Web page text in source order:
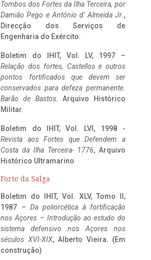
Tombos dos Fortes da Ilha Terceira, por
Damião Pego e António d’ Almeida Jr.,
Direcção dos Serviços de
Engenharia do Exército.
Boletim do IHIT, Vol. LV, 1997 –
Relação dos fortes, Castellos e outros
pontos fortificados que devem ser
conservados para defeza permanente.
Barão de Bastos. Arquivo Histórico
Militar.
Boletim do IHIT, Vol. LVI, 1998 -
Revista aos Fortes que Defendem a
Costa da Ilha Terceira- 1776, Arquivo
Histórico Ultramarino
Forte da Salga
Boletim do IHIT, Vol. XLV, Tomo II,
1987 – Da poliorcética à fortificação
nos Açores – Introdução ao estudo do
sistema defensivo nos Açores nos
séculos XVI-XIX, Alberto Vieira. (Em
construção)